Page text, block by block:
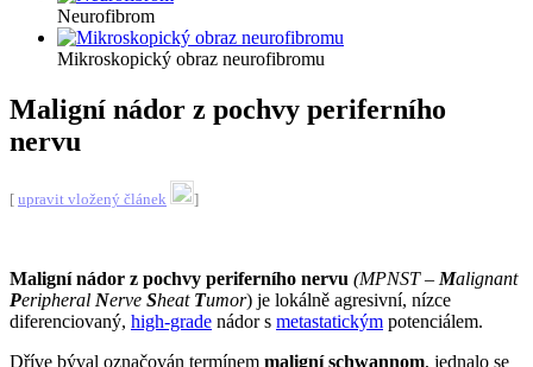
Neurofibrom
Mikroskopický obraz neurofibromu
Maligní nádor z pochvy periferního
nervu
[ upravit vložený článek ]
Maligní nádor z pochvy periferního nervu (MPNST –Malignant
Peripheral Nerve Sheat Tumor) je lokálně agresivní, nízce
diferenciovaný, high-grade nádor s metastatickým potenciálem.
Dříve býval označován termínem maligní schwannom, jednalo se